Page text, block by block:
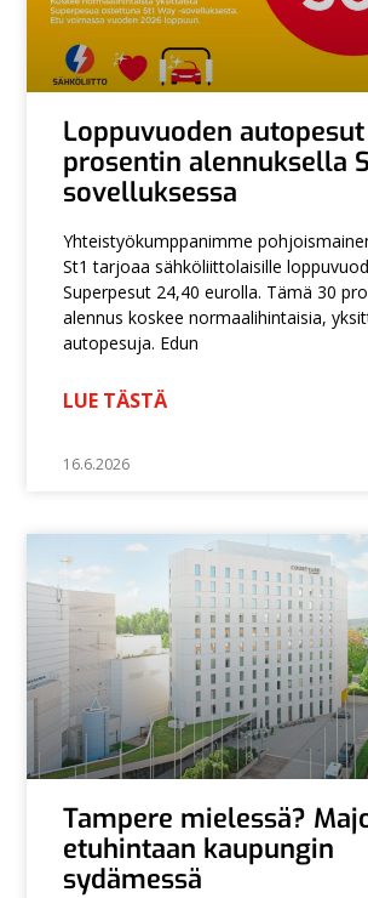
Loppuvuoden
prosentin alennuksella
sovelluksessa
Yhteistyökumppanimme
St1 tarjoaa sähköliittolaisille
Superpesut 24,40 eurolla. Tämä 30
alennus koskee normaalihintaisia,
autopesuja. Edun
LUE TÄSTÄ
16.6.2026
Tampere mielessä?
etuhintaan kaupungin
sydämessä